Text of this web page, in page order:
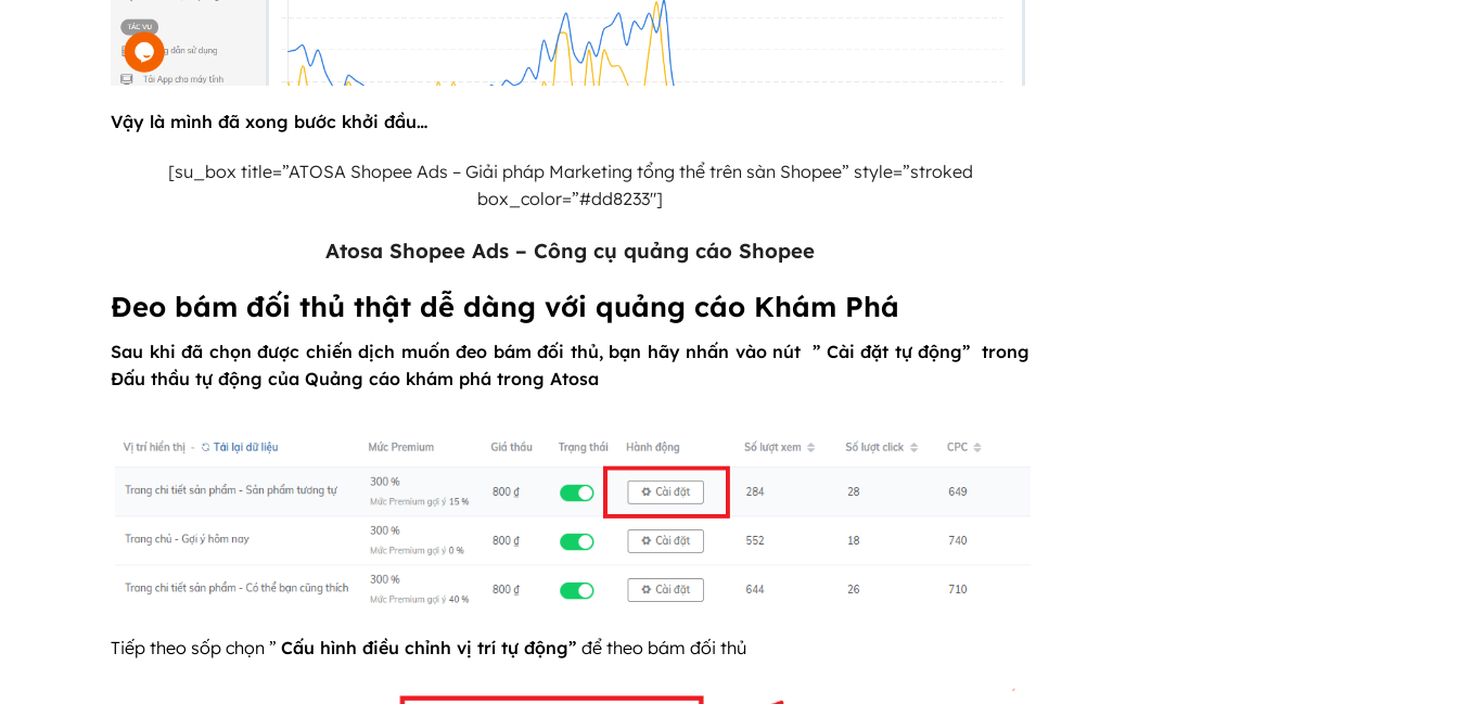
Vậy là mình đã xong bước khởi đầu…
[su_box title=”ATOSA Shopee Ads – Giải pháp Marketing tổng thể trên sàn Shopee” style=”stroked
box_color=”#dd8233″]
Atosa Shopee Ads –Công cụ quảng cáo Shopee
Đeo bám đối thủ thật dễ dàng với quảng cáo Khám Phá
Sau khi đã chọn được chiến dịch muốn đeo bám đối thủ, bạn hãy nhấn vào nút ” Cài đặt tự động” trong
Đấu thầu tự động của Quảng cáo khám phá trong Atosa
Tiếp theo sốp chọn ” Cấu hình điều chỉnh vị trí tự động” để theo bám đối thủ